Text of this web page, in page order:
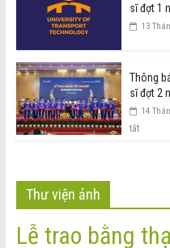
sĩ đợt 1
13
Thông
sĩ đợt 2
14
tắt
Thư viện ảnh
Lễ trao bằng